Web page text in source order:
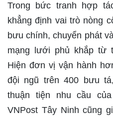
Trong bức tranh hợp
khẳng định vai trò nòng
bưu chính, chuyển phát
mạng lưới phủ khắp từ
Hiện đơn vị vận hành
đội ngũ trên 400 bưu
thuận tiện nhu cầu
VNPost Tây Ninh cũng